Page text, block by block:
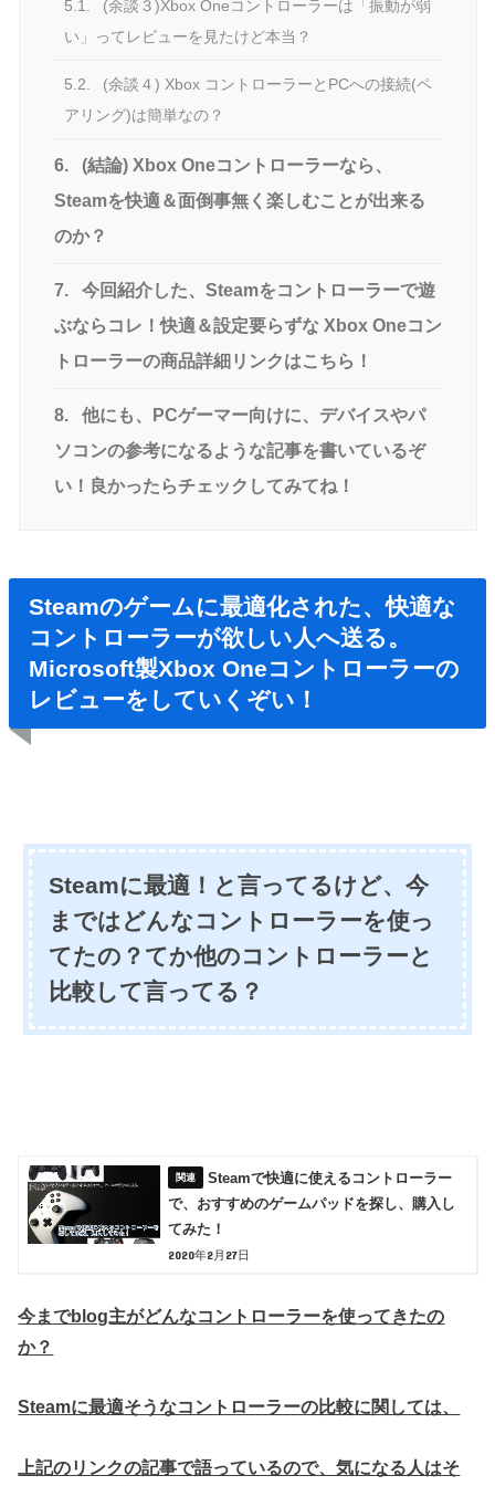
5.1.
(余談３)Xbox Oneコントローラーは「振動が弱
い」ってレビューを見たけど本当？
5.2.
(余談４) Xbox コントローラーとPCへの接続(ペ
アリング)は簡単なの？
6.
(結論) Xbox Oneコントローラーなら、
Steamを快適＆面倒事無く楽しむことが出来る
のか？
7.
今回紹介した、Steamをコントローラーで遊
ぶならコレ！快適＆設定要らずな Xbox Oneコン
トローラーの商品詳細リンクはこちら！
8.
他にも、PCゲーマー向けに、デバイスやパ
ソコンの参考になるような記事を書いているぞ
い！良かったらチェックしてみてね！
Steamのゲームに最適化された、快適な
コントローラーが欲しい人へ送る。
Microsoft製Xbox Oneコントローラーの
レビューをしていくぞい！
Steamに最適！と言ってるけど、今
まではどんなコントローラーを使っ
てたの？てか他のコントローラーと
比較して言ってる？
Steamで快適に使えるコントローラー
で、おすすめのゲームパッドを探し、購入し
てみた！
2020年2月27日
今までblog主がどんなコントローラーを使ってきたの
か？
Steamに最適そうなコントローラーの比較に関しては、
上記のリンクの記事で語っているので、気になる人はそ